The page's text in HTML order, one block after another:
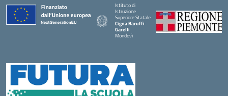
Istituto di
Istruzione
Superiore Statale
Cigna Baruffi
Garelli
Mondovì